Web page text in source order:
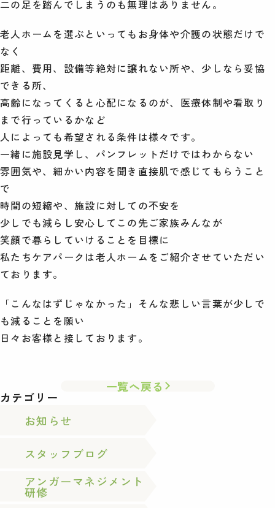
二の足を踏んでしまうのも無理はありません。
老人ホームを選ぶといってもお身体や介護の状態だけで
なく
距離、費用、設備等絶対に譲れない所や、少しなら妥協
できる所、
高齢になってくると心配になるのが、医療体制や看取り
まで行っているかなど
人によっても希望される条件は様々です。
一緒に施設見学し、パンフレットだけではわからない
雰囲気や、細かい内容を聞き直接肌で感じてもらうこと
で
時間の短縮や、施設に対しての不安を
少しでも減らし安心してこの先ご家族みんなが
笑顔で暮らしていけることを目標に
私たちケアパークは老人ホームをご紹介させていただい
ております。
「こんなはずじゃなかった」そんな悲しい言葉が少しで
も減ることを願い
日々お客様と接しております。
一覧へ戻る
カテゴリー
お知らせ
スタッフブログ
アンガーマネジメント
研修